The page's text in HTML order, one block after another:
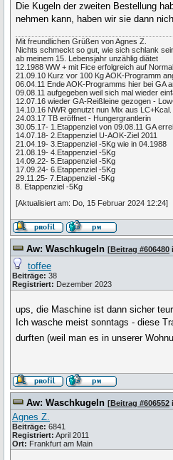
Die Kugeln der zweiten Bestellung
nehmen kann, haben wir sie dann
Mit freundlichen Grüßen von Agnes Z.
Nichts schmeckt so gut, wie sich schlank
ab meinem 15. Lebensjahr unzählig diätet
12.1988 WW + mit Fice erfolgreich auf
21.09.10 Kurz vor 100 Kg AOK-Programm
06.04.11 Ende AOK-Programms hier bei GA
09.08.11 aufgegeben weil sich mal wieder
12.07.16 wieder GA-Reißleine gezogen -
14.10.16 NWR genutzt nun Mix aus
24.03.17 TB eröffnet - Hungergrantlerin
30.05.17- 1.Etappenziel von 09.08.11 GA
14.07.18- 2.Etappenziel U-AOK-Ziel 2011
21.04.19- 3.Etappenziel -5Kg wie in 04.1988
21.08.19- 4.Etappenziel -5Kg
14.09.22- 5.Etappenziel -5Kg
17.09.24- 6.Etappenziel -5Kg
29.11.25- 7.Etappenziel -5Kg
8. Etappenziel -5Kg
[Aktualisiert am: Do, 15 Februar 2024 12:24]
Aw: Waschkugeln [Beitrag #606480
toffee
Beiträge: 38
Registriert: Dezember 2023
ups, die Maschine ist dann sicher
Ich wasche meist sonntags - diese
durften (weil man es in unserer
Aw: Waschkugeln [Beitrag #606552
Agnes Z.
Beiträge: 6841
Registriert: April 2011
Ort: Frankfurt am Main